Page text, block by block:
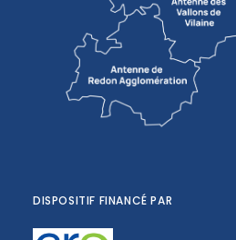
DISPOSITIF FINANCÉ PAR